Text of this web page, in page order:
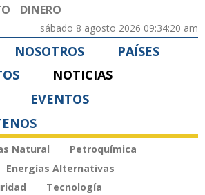
DINERO
sábado 8 agosto 2026 09:34:20 am
NOSOTROS
PAÍSES
NOTICIAS
EVENTOS
Natural
Petroquímica
Energías Alternativas
Tecnología